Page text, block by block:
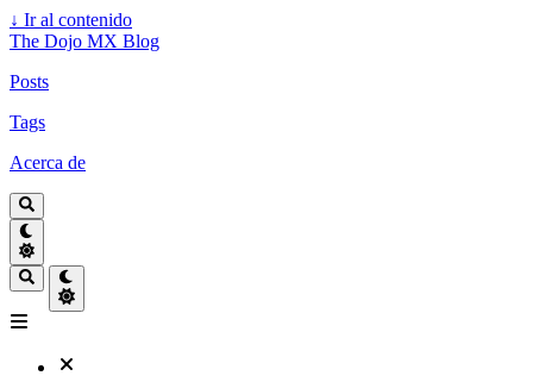
↓ Ir al contenido
The Dojo MX Blog
Posts
Tags
Acerca de